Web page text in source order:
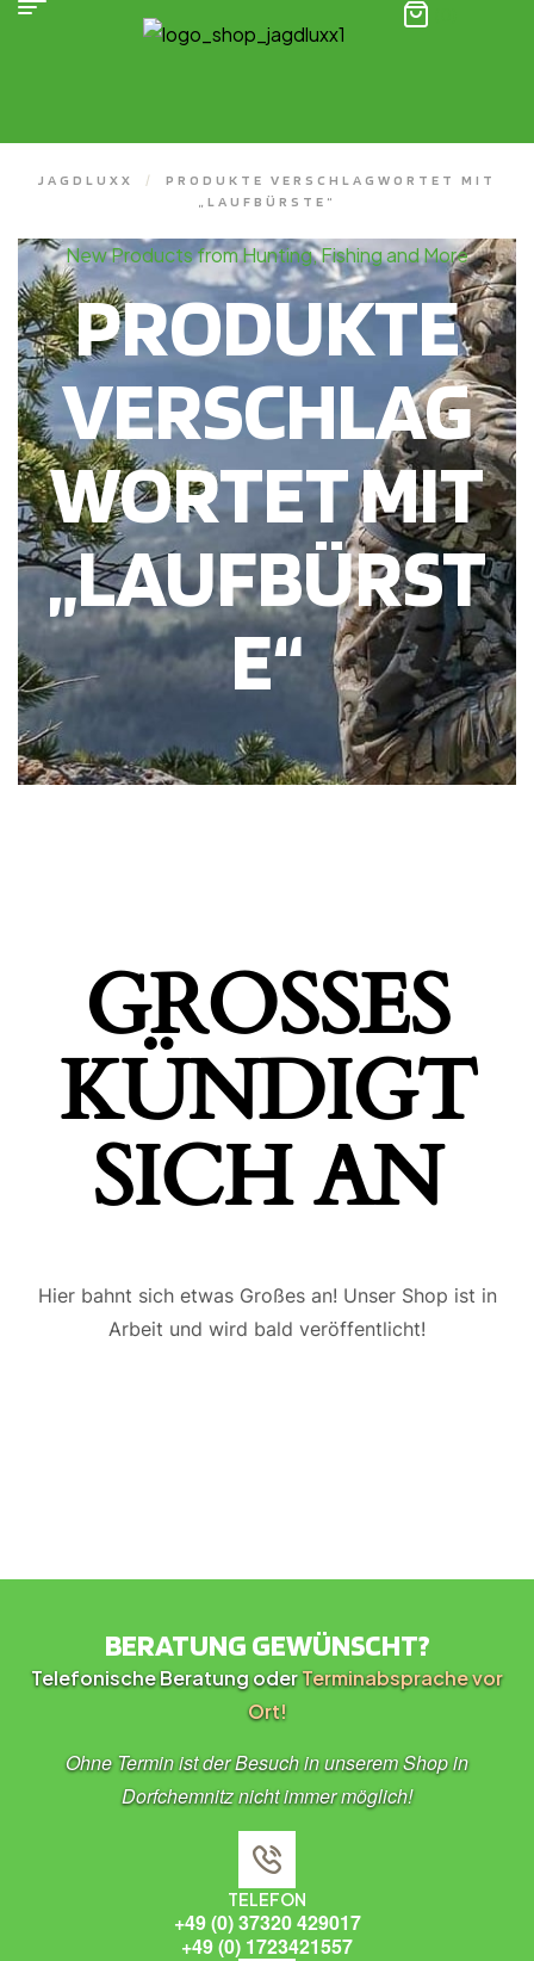
JAGDLUXX /
PRODUKTE VERSCHLAGWORTET MIT
„LAUFBÜRSTE“
New Products from Hunting, Fishing and More
PRODUKTE
VERSCHLAG
WORTET MIT
„LAUFBÜRST
E“
GROSSES K
ÜNDIGT S
ICH AN
Hier bahnt sich etwas Großes an! Unser Shop ist in
Arbeit und wird bald veröffentlicht!
BERATUNG GEWÜNSCHT?
Telefonische Beratung oderTerminabsprache vor
Ort!
Ohne Termin ist der Besuch in unserem Shop in
Dorfchemnitz nicht immer möglich!
TELEFON
+49 (0) 37320 429017
+49 (0) 1723421557